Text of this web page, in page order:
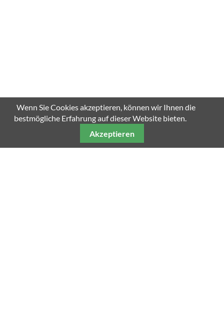
Wenn Sie Cookies akzeptieren, können wir Ihnen die
bestmögliche Erfahrung auf dieser Website bieten.
Akzeptieren